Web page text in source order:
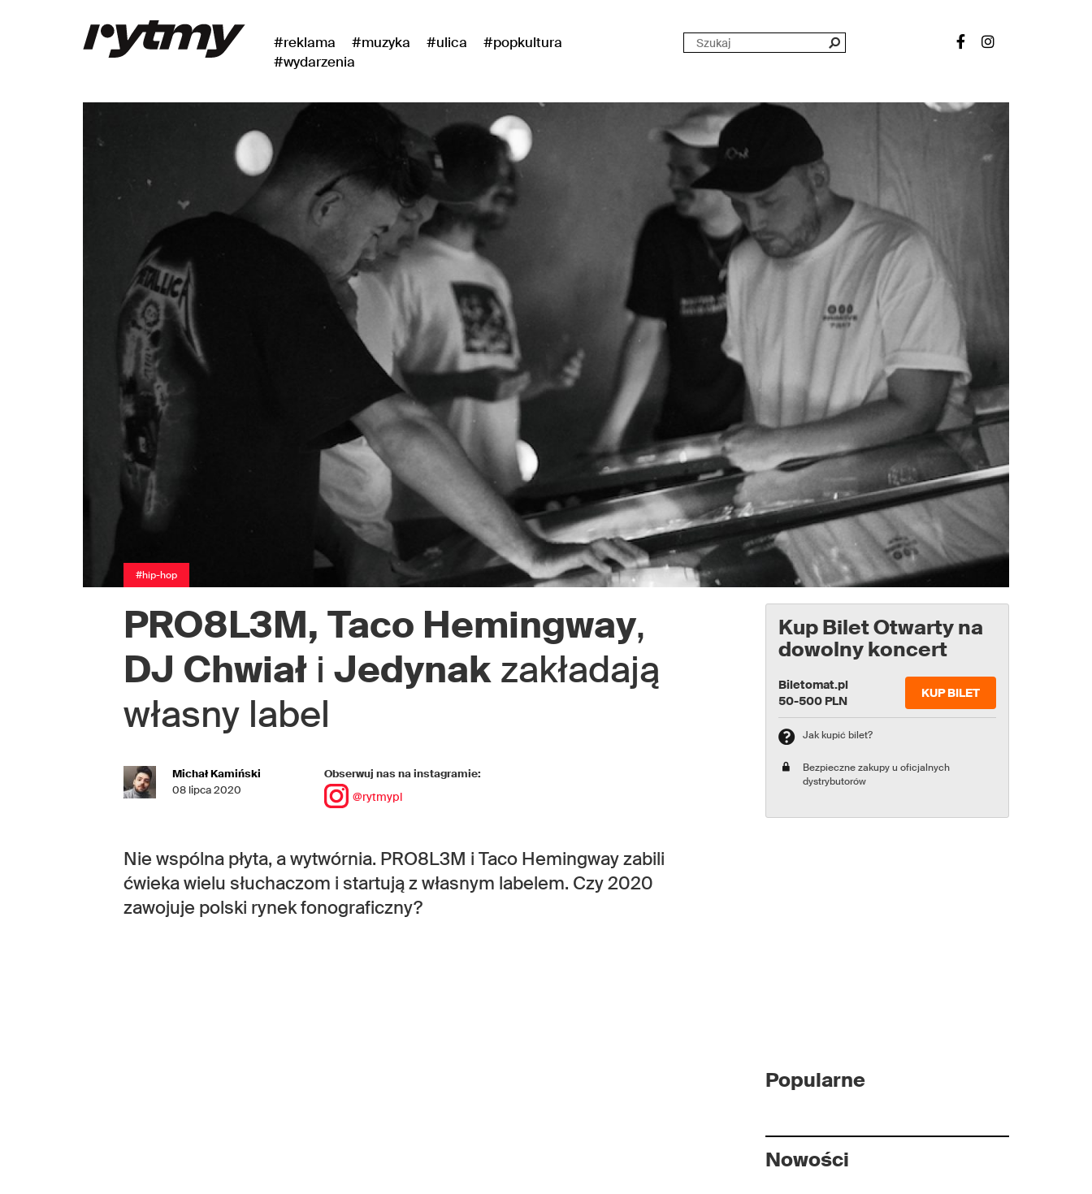
#reklama #muzyka #ulica
#popkultura
#wydarzenia
#hip-hop
PRO8L3M, Taco Hemingway,
DJ Chwiał i Jedynak zakładają
własny label
Michał Kamiński
08 lipca 2020
Obserwuj nas na instagramie:
@rytmypl
Nie wspólna płyta, a wytwórnia. PRO8L3M i Taco Hemingway zabili
ćwieka wielu słuchaczom i startują z własnym labelem. Czy 2020
zawojuje polski rynek fonograficzny?
Kup Bilet Otwarty na
dowolny koncert
Biletomat.pl
50-500 PLN
KUP BILET
Jak kupić bilet?
Bezpieczne zakupy u oficjalnych
dystrybutorów
Popularne
Nowości